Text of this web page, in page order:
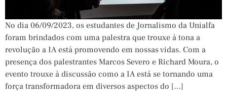
No dia 06/09/2023, os estudantes de Jornalismo da Unialfa
foram brindados com uma palestra que trouxe à tona a
revolução a IA está promovendo em nossas vidas. Com a
presença dos palestrantes Marcos Severo e Richard Moura, o
evento trouxe à discussão como a IA está se tornando uma
força transformadora em diversos aspectos do […]